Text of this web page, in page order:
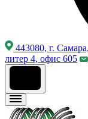
443080, г.
литер 4, офис 605